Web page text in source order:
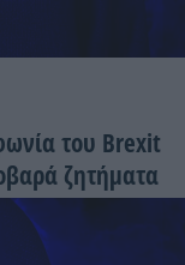
του Brexit
ζητήματα